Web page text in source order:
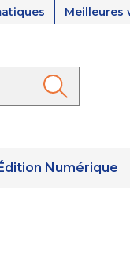
Meilleures
Numérique